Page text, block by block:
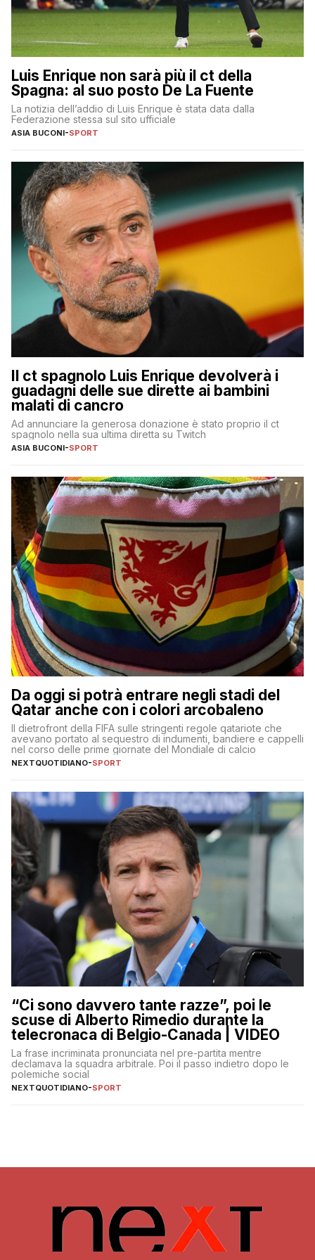
Luis Enrique non sarà più il ct della
Spagna: al suo posto De La Fuente
La notizia dell’addio di Luis Enrique è stata data dalla
Federazione stessa sul sito ufficiale
ASIA BUCONI-SPORT
Il ct spagnolo Luis Enrique devolverà i
guadagni delle sue dirette ai bambini
malati di cancro
Ad annunciare la generosa donazione è stato proprio il ct
spagnolo nella sua ultima diretta su Twitch
ASIA BUCONI-SPORT
Da oggi si potrà entrare negli stadi del
Qatar anche con i colori arcobaleno
Il dietrofront della FIFA sulle stringenti regole qatariote che
avevano portato al sequestro di indumenti, bandiere e cappelli
nel corso delle prime giornate del Mondiale di calcio
NEXTQUOTIDIANO-SPORT
“Ci sono davvero tante razze”, poi le
scuse di Alberto Rimedio durante la
telecronaca di Belgio-Canada | VIDEO
La frase incriminata pronunciata nel pre-partita mentre
declamava la squadra arbitrale. Poi il passo indietro dopo le
polemiche social
NEXTQUOTIDIANO-SPORT